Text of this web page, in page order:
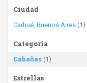
Ciudad
Carhué, Buenos Aires (1)
Categoría
Cabañas (1)
Estrellas